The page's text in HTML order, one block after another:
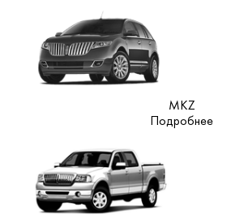
MKZ
Подробнее